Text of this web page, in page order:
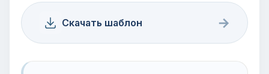
Скачать шаблон →